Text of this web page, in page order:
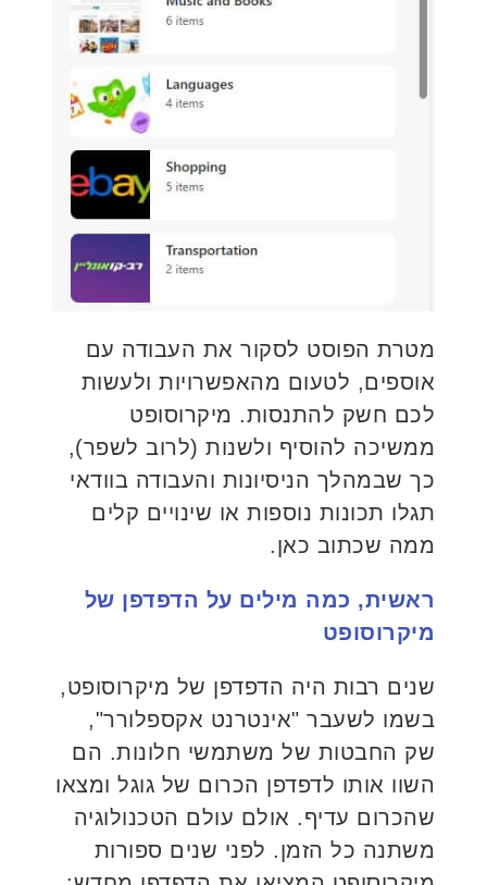
מטרת הפוסט לסקור את העבודה עם
אוספים, לטעום מהאפשרויות ולעשות
לכם חשק להתנסות. מיקרוסופט
ממשיכה להוסיף ולשנות (לרוב לשפר),
כך שבמהלך הניסיונות והעבודה בוודאי
תגלו תכונות נוספות או שינויים קלים
ממה שכתוב כאן.
ראשית, כמה מילים על הדפדפן של
מיקרוסופט
שנים רבות היה הדפדפן של מיקרוסופט,
בשמו לשעבר "אינטרנט אקספלורר",
שק החבטות של משתמשי חלונות. הם
השוו אותו לדפדפן הכרום של גוגל ומצאו
שהכרום עדיף. אולם עולם הטכנולוגיה
משתנה כל הזמן. לפני שנים ספורות